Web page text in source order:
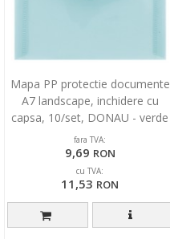
Mapa PP protectie documente
A7 landscape, inchidere cu
capsa, 10/set, DONAU - verde
transparent
fara TVA:
9,69 RON
cu TVA:
11,53 RON